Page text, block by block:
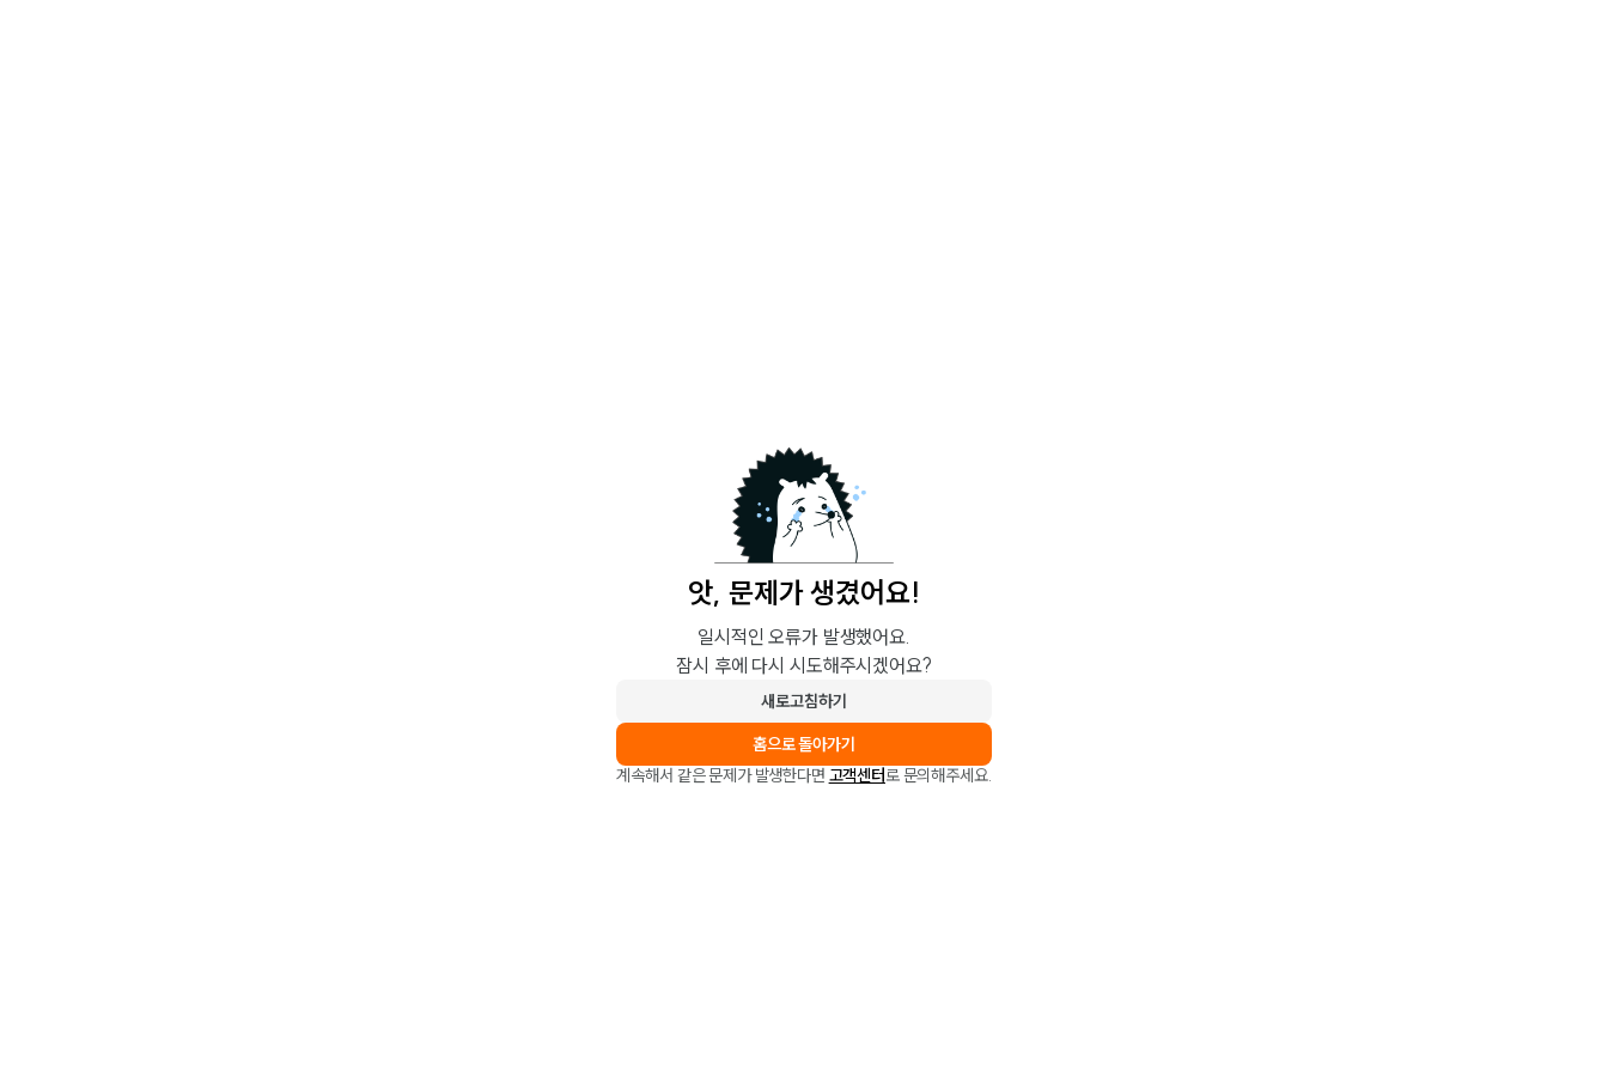
앗, 문제가 생겼어요!
일시적인 오류가 발생했어요.
잠시 후에 다시 시도해주시겠어요?
새로고침하기
홈으로 돌아가기
계속해서 같은 문제가 발생한다면 고객센터로 문의해주세요.